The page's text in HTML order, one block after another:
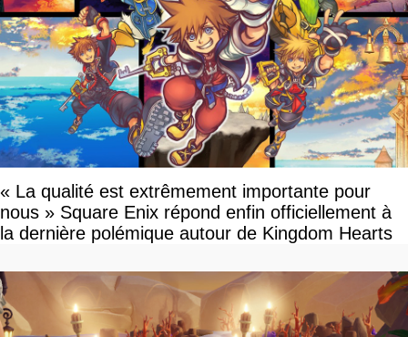
« La qualité est extrêmement importante pour
nous » Square Enix répond enfin officiellement à
la dernière polémique autour de Kingdom Hearts